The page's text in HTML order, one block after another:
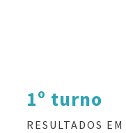
1º turno
RESULTADOS